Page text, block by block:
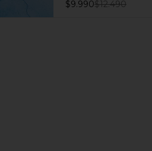
$9.990$12.490